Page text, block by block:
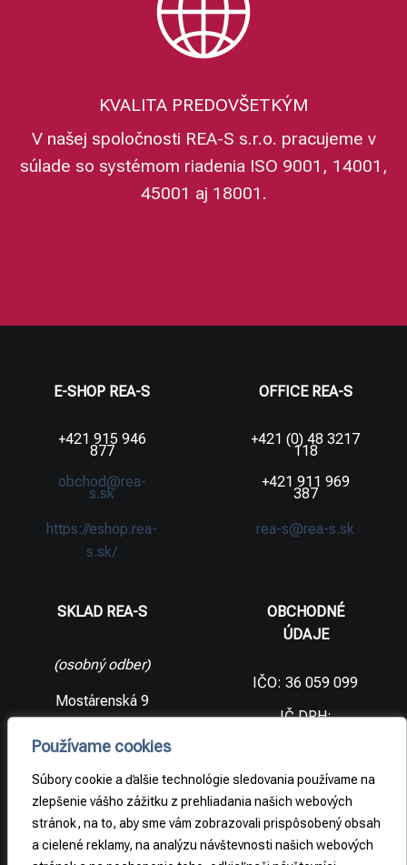
Používame cookies
Súbory cookie a ďalšie technológie sledovania používame na
zlepšenie vášho zážitku z prehliadania našich webových
stránok, na to, aby sme vám zobrazovali prispôsobený obsah
a cielené reklamy, na analýzu návštevnosti našich webových
KVALITA PREDOVŠETKÝM
V našej spoločnosti REA-S s.r.o. pracujeme v
súlade so systémom riadenia ISO 9001, 14001,
45001 aj 18001.
E-SHOP REA-S
+421 915 946
877
obchod@rea-
s.sk
https://eshop.rea-
s.sk/
OFFICE REA-S
+421 (0) 48 3217
118
+421 911 969
387
rea-s@rea-s.sk
SKLAD REA-S
(osobný odber)
Mostárenská 9
republika
OBCHODNÉ
ÚDAJE
IČO: 36 059 099
IČ DPH:
2021733065
PRÁVNE
INFORMÁCIE